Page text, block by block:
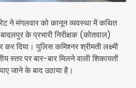
ने मंगलवार को कानून व्यवस्था में कथित
के प्रभारी निरीक्षक (कोतवाल)
कर दिया। पुलिस कमिश्नर श्रीमती लक्ष्मी
स्तर पर बार-बार मिलने वाली शिकायतों
जाने के बाद उठाया है।